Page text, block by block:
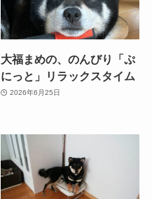
大福まめの、のんびり「ぷ
にっと」リラックスタイム
2026年6月25日